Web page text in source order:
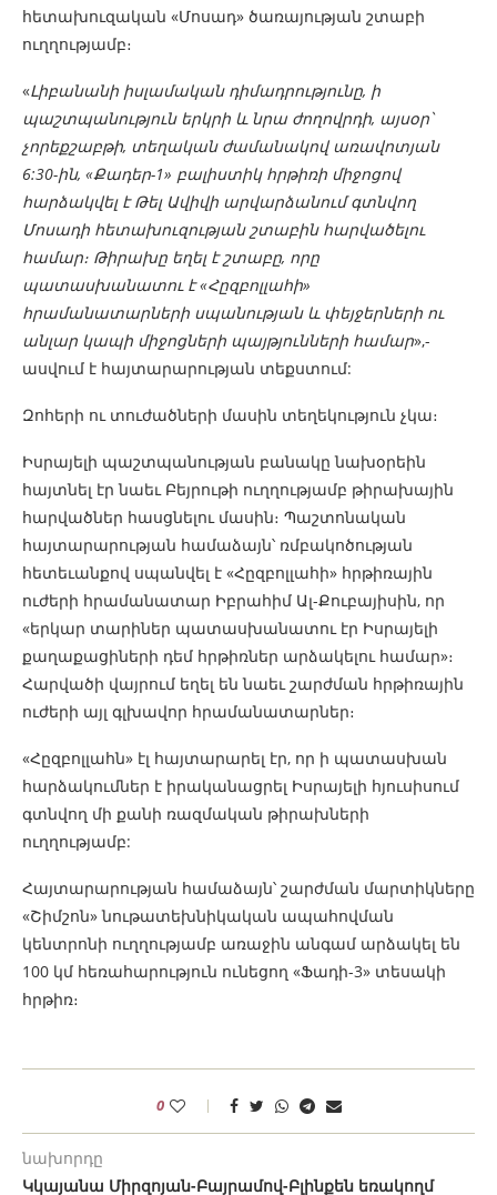
հետախուզական «Մոսադ» ծառայության շտաբի
ուղղությամբ։
«Լիբանանի իսլամական դիմադրությունը, ի
պաշտպանություն երկրի և նրա ժողովրդի, այսօր՝
չորեքշաբթի, տեղական ժամանակով առավոտյան
6:30-ին, «Քադեր-1» բալիստիկ հրթիռի միջոցով
հարձակվել է Թել Ավիվի արվարձանում գտնվող
Մոսադի հետախուզության շտաբին հարվածելու
համար։ Թիրախը եղել է շտաբը, որը
պատասխանատու է «Հըզբոլլահի»
հրամանատարների սպանության և փեյջերների ու
անլար կապի միջոցների պայթյունների համար»,-
ասվում է հայտարարության տեքստում:
Զոհերի ու տուժածների մասին տեղեկություն չկա։
Իսրայելի պաշտպանության բանակը նախօրեին
հայտնել էր նաեւ Բեյրութի ուղղությամբ թիրախային
հարվածներ հասցնելու մասին։ Պաշտոնական
հայտարարության համաձայն՝ ռմբակոծության
հետեւանքով սպանվել է «Հըզբոլլահի» հրթիռային
ուժերի հրամանատար Իբրահիմ Ալ-Քուբայիսին, որ
«երկար տարիներ պատասխանատու էր Իսրայելի
քաղաքացիների դեմ հրթիռներ արձակելու համար»։
Հարվածի վայրում եղել են նաեւ շարժման հրթիռային
ուժերի այլ գլխավոր հրամանատարներ։
«Հըզբոլլահն» էլ հայտարարել էր, որ ի պատասխան
հարձակումներ է իրականացրել Իսրայելի հյուսիսում
գտնվող մի քանի ռազմական թիրախների
ուղղությամբ:
Հայտարարության համաձայն՝ շարժման մարտիկները
«Շիմշոն» նութատեխնիկական ապահովման
կենտրոնի ուղղությամբ առաջին անգամ արձակել են
100 կմ հեռահարություն ունեցող «Ֆադի-3» տեսակի
հրթիռ։
0
նախորդը
Կկայանա Միրզոյան-Բայրամով-Բլինքեն եռակողմ